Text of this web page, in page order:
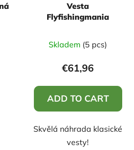
Vesta
Flyfishingmania
Skladem (5 pcs)
€61,96
ADD TO CART
Skvělá náhrada klasické
vesty!